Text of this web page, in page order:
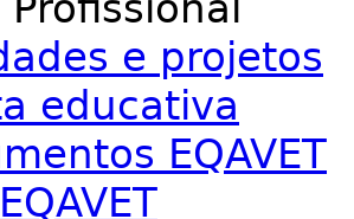
e projetos
educativa
EQAVET